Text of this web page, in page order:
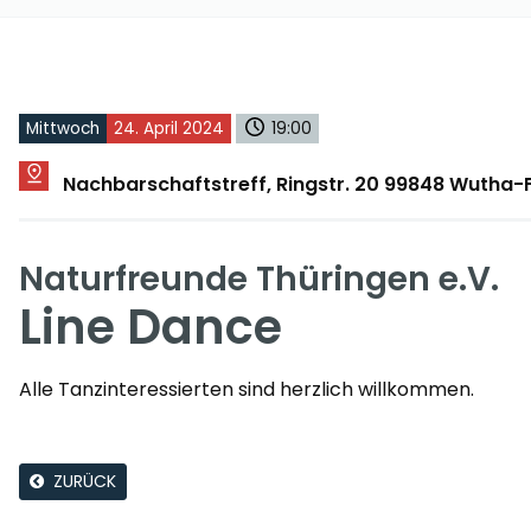
Mittwoch 24. April 2024 19:00
Nachbarschaftstreff, Ringstr. 20 99848
Naturfreunde Thüringen e.V.
Line Dance
Alle Tanzinteressierten sind herzlich willkommen.
ZURÜCK